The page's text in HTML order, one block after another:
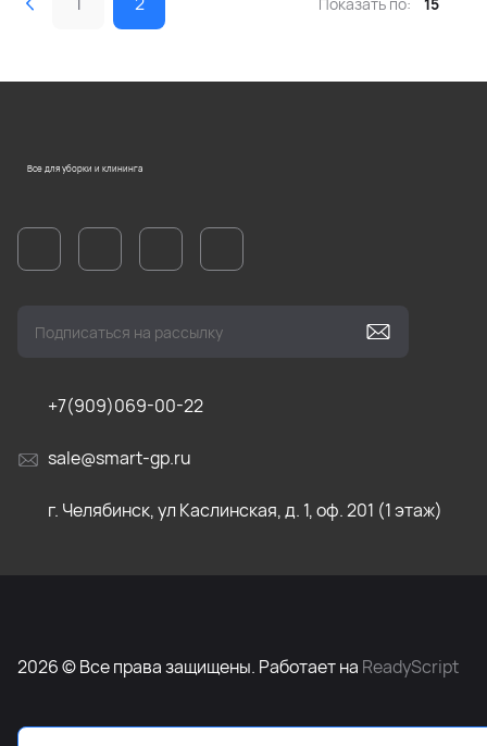
Все для уборки и клининга
+7(909)069-00-22
sale@smart-gp.ru
г. Челябинск, ул Каслинская, д. 1, оф. 201 (1 этаж)
2026 © Все права защищены. Работает на ReadyScript